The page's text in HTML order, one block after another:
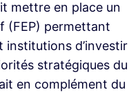
mettre en place un
(FEP) permettant
institutions d’investir
stratégiques du
en complément du